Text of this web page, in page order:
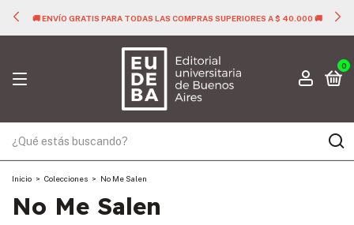
🚚 ENVÍO GRATIS PARA TODAS LAS COMPRAS SUPERIORES A $ 40.000 🚚
0
Inicio > Colecciones > No Me Salen
No Me Salen